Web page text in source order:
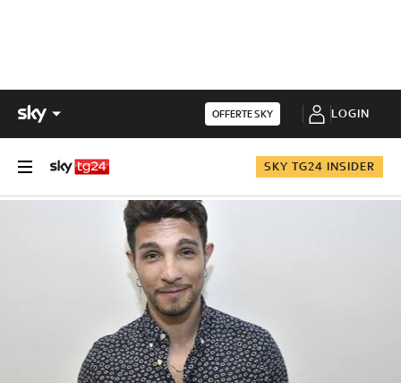
OFFERTE SKY LOGIN
SKY TG24 INSIDER